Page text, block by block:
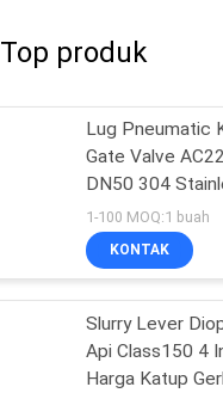
Top produk
Lug Pneumatic
Gate Valve
DN50 304
Steel ANSI
Knife Gate Valve
Knife Gate Valve
1-100 MOQ:1 buah
KONTAK
Slurry Lever
Api Class150 4
Harga Katup